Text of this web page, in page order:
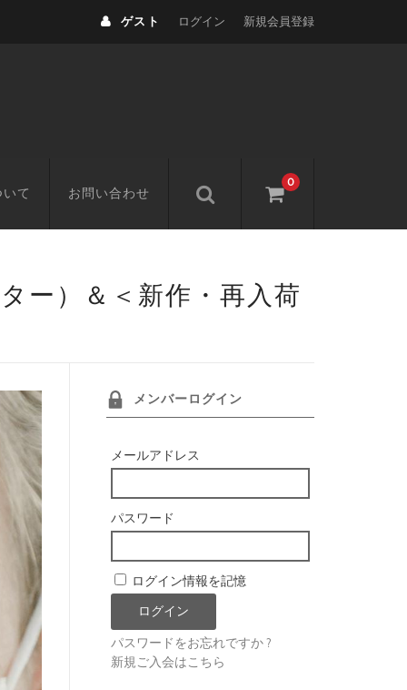
ゲスト ログイン 新規会員登録
0
て お問い合わせ
ー）＆＜新作・再入荷
メンバーログイン
メールアドレス
パスワード
ログイン情報を記憶
パスワードをお忘れですか ?
新規ご入会はこちら